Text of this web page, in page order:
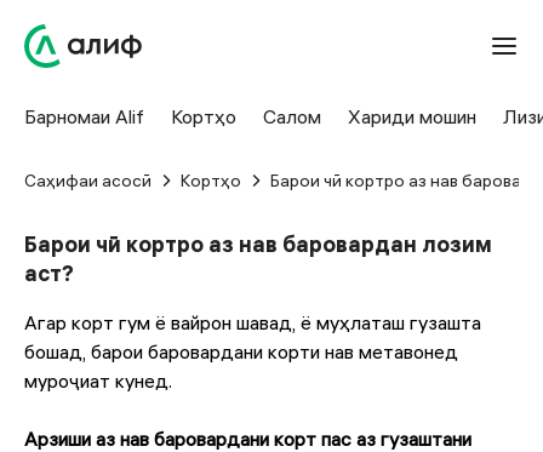
Барномаи Alif Кортҳо Салом Хариди мошин
Саҳифаи асосӣ Кортҳо Барои чӣ кортро аз нав
Барои чӣ кортро аз нав баровардан лозим
аст?
Агар корт гум ё вайрон шавад, ё муҳлаташ гузашта
бошад, барои баровардани корти нав метавонед
муроҷиат кунед.
Арзиши аз нав баровардани корт пас аз гузаштани